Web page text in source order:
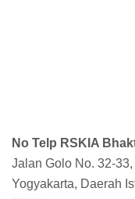
No Telp RSKIA
Jalan Golo No. 32-
Yogyakarta, Daerah